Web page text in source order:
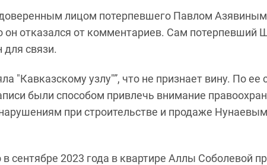
лицом потерпевшего Павлом Азявиным
он отказался от комментариев. Сам потерпевший
для связи.
"Кавказскому узлу"”, что не признает вину. По ее
были способом привлечь внимание
при строительстве и продаже
в сентябре 2023 года в квартире Аллы Соболевой